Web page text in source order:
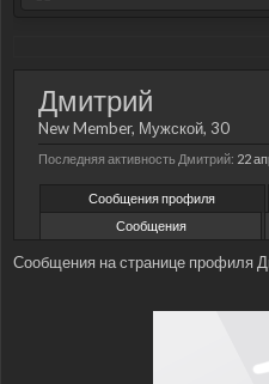
Дмитрий
New Member, Мужской, 30
Последняя активность Дмитрий: 22
Сообщения профиля
Сообщения
Сообщения на странице профиля